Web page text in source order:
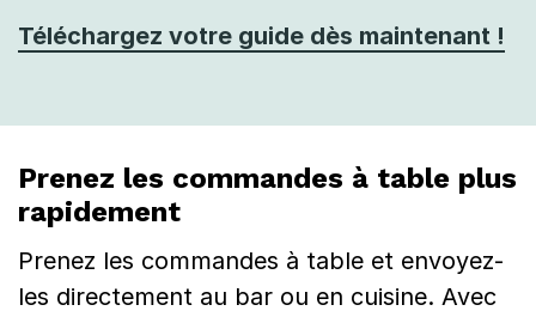
Téléchargez votre guide dès maintenant !
Prenez les commandes à table plus
rapidement
Prenez les commandes à table et envoyez-
les directement au bar ou en cuisine. Avec